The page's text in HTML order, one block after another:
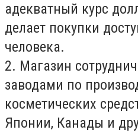
адекватный курс
делает покупки
человека.
2. Магазин
заводами по
косметических
Японии, Канады и